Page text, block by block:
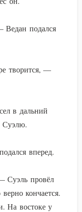
подался
творится, —
в дальний
Суэлю.
вперед.
Суэль провёл
кончается.
На востоке у